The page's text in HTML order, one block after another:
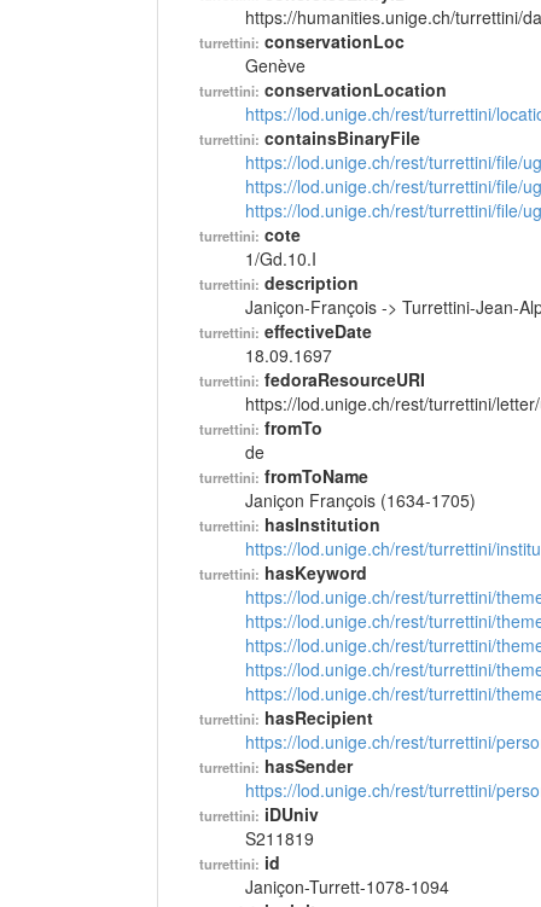
https://humanities.unige.ch/turrettini/
turrettini: conservationLoc
Genève
turrettini: conservationLocation
https://lod.unige.ch/rest/turrettini/
turrettini: containsBinaryFile
https://lod.unige.ch/rest/turrettini/file/
https://lod.unige.ch/rest/turrettini/file/
https://lod.unige.ch/rest/turrettini/file/
turrettini: cote
1/Gd.10.I
turrettini: description
Janiçon-François -> Turrettini-Jean-
turrettini: effectiveDate
18.09.1697
turrettini: fedoraResourceURI
https://lod.unige.ch/rest/turrettini/
turrettini: fromTo
de
turrettini: fromToName
Janiçon François (1634-1705)
turrettini: hasInstitution
https://lod.unige.ch/rest/turrettini/
turrettini: hasKeyword
https://lod.unige.ch/rest/turrettini/
https://lod.unige.ch/rest/turrettini/
https://lod.unige.ch/rest/turrettini/
https://lod.unige.ch/rest/turrettini/
https://lod.unige.ch/rest/turrettini/
turrettini: hasRecipient
https://lod.unige.ch/rest/turrettini/
turrettini: hasSender
https://lod.unige.ch/rest/turrettini/
turrettini: iDUniv
S211819
turrettini: id
Janiçon-Turrett-1078-1094